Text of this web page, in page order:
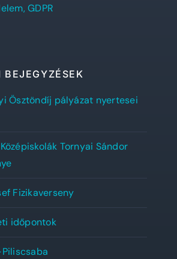
GDPR
BEJEGYZÉSEK
Ösztöndíj pályázat nyertesei
Tornyai Sándor
Fizikaverseny
időpontok